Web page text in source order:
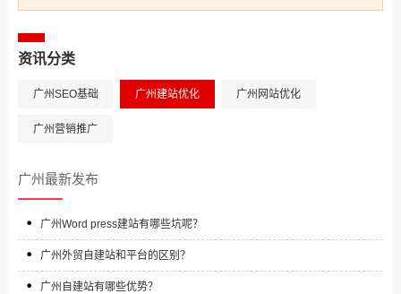
资讯分类
广州SEO基础 广州建站优化 广州网站优化
广州营销推广
广州最新发布
广州Word press建站有哪些坑呢？
广州外贸自建站和平台的区别？
广州自建站有哪些优势？